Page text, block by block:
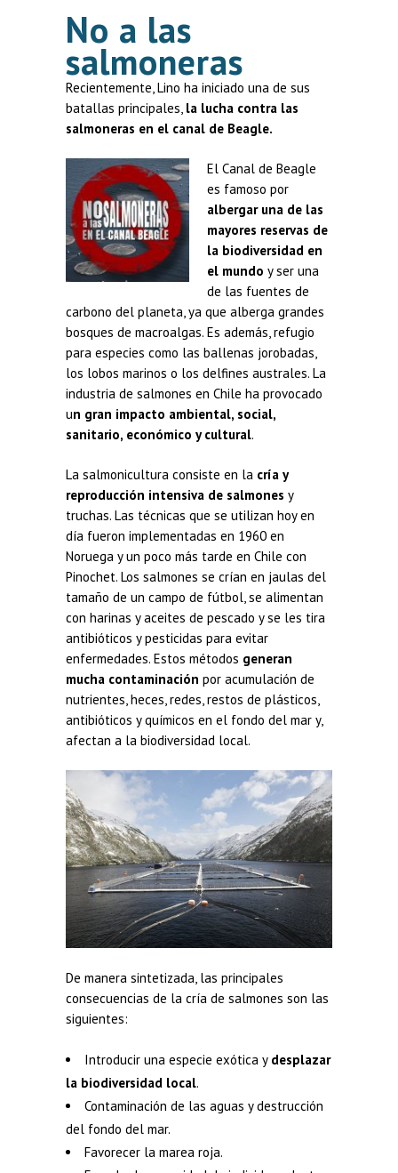
No a las
salmoneras
Recientemente, Lino ha iniciado una de sus
batallas principales, la lucha contra las
salmoneras en el canal de Beagle.
El Canal de Beagle
es famoso por
albergar una de las
mayores reservas de
la biodiversidad en
el mundo y ser una
de las fuentes de
carbono del planeta, ya que alberga grandes
bosques de macroalgas. Es además, refugio
para especies como las ballenas jorobadas,
los lobos marinos o los delfines australes. La
industria de salmones en Chile ha provocado
un gran impacto ambiental, social,
sanitario, económico y cultural.
La salmonicultura consiste en la cría y
reproducción intensiva de salmones y
truchas. Las técnicas que se utilizan hoy en
día fueron implementadas en 1960 en
Noruega y un poco más tarde en Chile con
Pinochet. Los salmones se crían en jaulas del
tamaño de un campo de fútbol, se alimentan
con harinas y aceites de pescado y se les tira
antibióticos y pesticidas para evitar
enfermedades. Estos métodos generan
mucha contaminación por acumulación de
nutrientes, heces, redes, restos de plásticos,
antibióticos y químicos en el fondo del mar y,
afectan a la biodiversidad local.
De manera sintetizada, las principales
consecuencias de la cría de salmones son las
siguientes:
Introducir una especie exótica y desplazar
la biodiversidad local.
Contaminación de las aguas y destrucción
del fondo del mar.
Favorecer la marea roja.